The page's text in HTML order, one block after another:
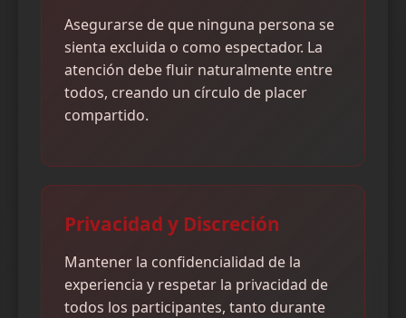
Asegurarse de que ninguna persona se
sienta excluida o como espectador. La
atención debe fluir naturalmente entre
todos, creando un círculo de placer
compartido.
Privacidad y Discreción
Mantener la confidencialidad de la
experiencia y respetar la privacidad de
todos los participantes, tanto durante